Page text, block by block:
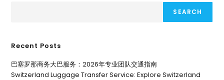
SEARCH
Recent Posts
巴塞罗那商务大巴服务：2026年专业团队交通指南
Switzerland Luggage Transfer Service: Explore Switzerland